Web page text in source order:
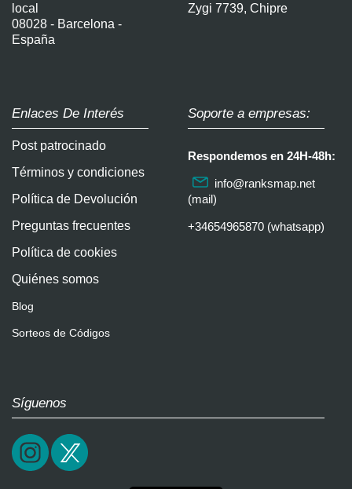
local
08028 - Barcelona -
España
Zygi 7739, Chipre
Enlaces De Interés
Post patrocinado
Términos y condiciones
Política de Devolución
Preguntas frecuentes
Política de cookies
Quiénes somos
Blog
Sorteos de Códigos
Soporte a empresas:
Respondemos en 24H-48h:
info@ranksmap.net
(mail)
+34654965870 (whatsapp)
Síguenos